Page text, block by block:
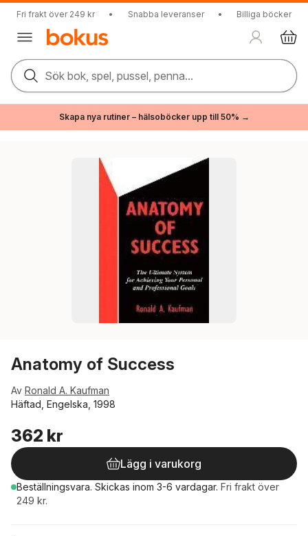
Fri frakt över 249 kr • Snabba leveranser • Billiga böcker
Sök bok, spel, pussel, penna...
Skapa nya rutiner – hälsoböcker upp till 50% →
Anatomy of Success
Av Ronald A. Kaufman
Häftad, Engelska, 1998
362 kr
Lägg i varukorg
Beställningsvara. Skickas inom 3-6 vardagar. Fri frakt över
249 kr.